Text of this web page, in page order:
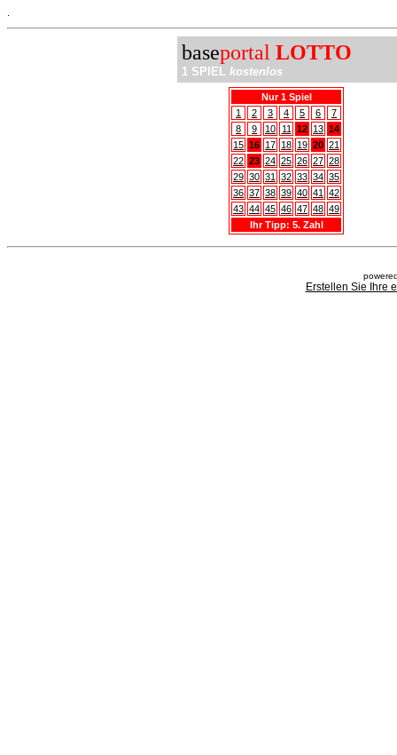
baseportal LOTTO
1 SPIEL kostenlos
Nur 1 Spiel
1
2 3 4 5 6
7
8
9 10 11 12 13 14
15 16 17 18 19 20 21
22 23 24 25 26 27 28
29 30 31 32 33 34 35
36 37 38 39 40 41
42
43 44 45 46 47 48 49
Ihr Tipp: 5. Zahl
Erstellen Sie Ihre